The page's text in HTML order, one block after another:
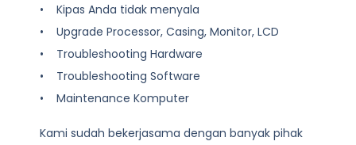
• Kipas Anda tidak menyala
• Upgrade Processor, Casing, Monitor, LCD
• Troubleshooting Hardware
• Troubleshooting Software
• Maintenance Komputer
Kami sudah bekerjasama dengan banyak pihak